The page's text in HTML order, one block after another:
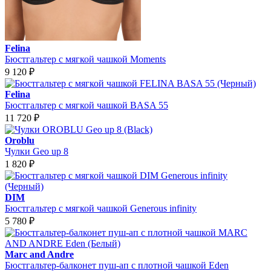
Felina
Бюстгальтер с мягкой чашкой Moments
9 120 ₽
Felina
Бюстгальтер с мягкой чашкой BASA 55
11 720 ₽
Oroblu
Чулки Geo up 8
1 820 ₽
DIM
Бюстгальтер с мягкой чашкой Generous infinity
5 780 ₽
Marc and Andre
Бюстгальтер-балконет пуш-ап с плотной чашкой Eden